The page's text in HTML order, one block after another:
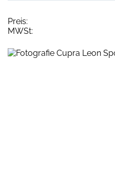
Preis:
MWSt: